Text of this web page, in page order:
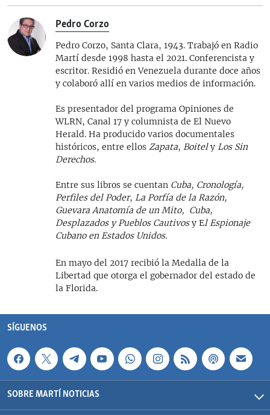
Pedro Corzo
Pedro Corzo, Santa Clara, 1943. Trabajó en Radio
Martí desde 1998 hasta el 2021. Conferencista y
escritor. Residió en Venezuela durante doce años
y colaboró allí en varios medios de información.
Es presentador del programa Opiniones de
WLRN, Canal 17 y columnista de El Nuevo
Herald. Ha producido varios documentales
históricos, entre ellos Zapata, Boitely Los Sin
Derechos.
Entre sus libros se cuentan Cuba, Cronología,
Perfiles del Poder, La Porfía de la Razón,
Guevara Anatomía de un Mito, Cuba,
Desplazados y Pueblos Cautivosy El Espionaje
Cubano en Estados Unidos.
En mayo del 2017 recibió la Medalla de la
Libertad que otorga el gobernador del estado de
la Florida.
SÍGUENOS
SOBRE MARTÍ NOTICIAS